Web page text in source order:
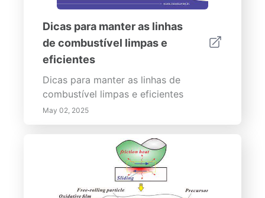
Dicas para manter as linhas
de combustível limpas e
eficientes
Dicas para manter as linhas de
combustível limpas e eficientes
May 02, 2025